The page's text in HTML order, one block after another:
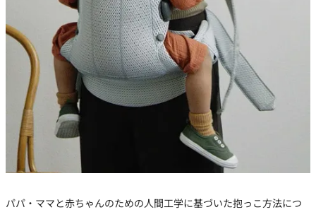
パパ・ママと赤ちゃんのための人間工学に基づいた抱っこ方法につ